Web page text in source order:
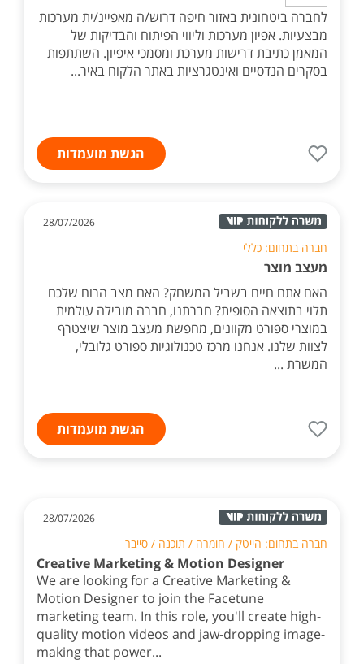
לחברה ביטחונית באזור חיפה דרוש/ה מאפיינ/ית מערכות
מבצעיות. אפיון מערכות וליווי הפיתוח והבדיקות של
המאמן כתיבת דרישות מערכת ומסמכי איפיון. השתתפות
בסקרים הנדסיים ואינטגרציות באתר הלקוח באיר...
הגשת מועמדות
28/07/2026
חברה בתחום: כללי
מעצב מוצר
האם אתם חיים בשביל המשחק? האם מצב הרוח שלכם
תלוי בתוצאה הסופית? חברתנו, חברה מובילה עולמית
במוצרי ספורט מקוונים, מחפשת מעצב מוצר שיצטרף
לצוות שלנו. אנחנו מרכז טכנולוגיות ספורט גלובלי,
המשרת ...
הגשת מועמדות
28/07/2026
חברה בתחום: הייטק / חומרה / תוכנה / סייבר
Creative Marketing & Motion Designer
We are looking for a Creative Marketing &
Motion Designer to join the Facetune
marketing team. In this role, you'll create high-
quality motion videos and jaw-dropping image-
making that power...